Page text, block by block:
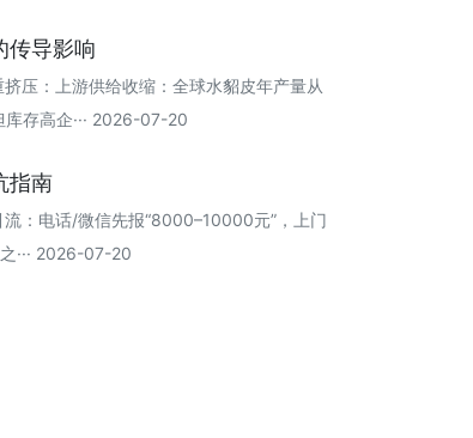
传导影响
压：上游供给收缩：全球水貂皮年产量从
存高企··· 2026-07-20
指南
：电话/微信先报“8000–10000元”，上门
··· 2026-07-20